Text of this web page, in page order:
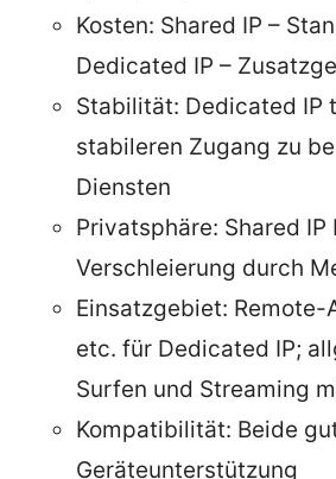
Kosten: Shared IP –
Dedicated IP –
Stabilität: Dedicated IP
stabileren Zugang zu
Diensten
Privatsphäre: Shared
Verschleierung durch
Einsatzgebiet: Remote-
etc. für Dedicated IP;
Surfen und Streaming
Kompatibilität: Beide
Geräteunterstützung